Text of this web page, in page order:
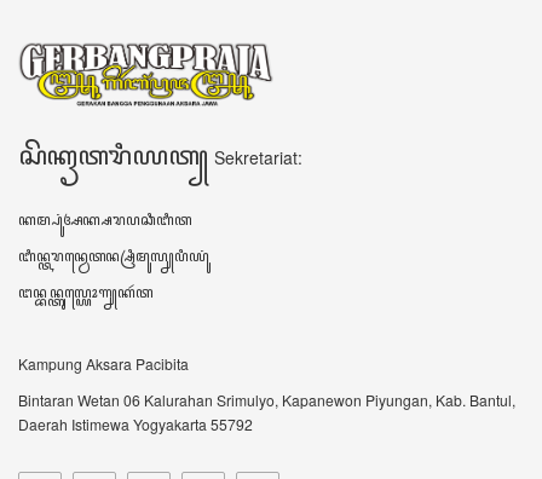
GERBANG PRAJA
꧋ꦱꦼꦧꦸꦮꦃꦒꦼꦫꦏ꧀ꦥꦼꦫꦸꦧꦲꦤ꧀ꦝꦶꦪꦩ꧀ꦝꦶꦪꦩ꧀ꦠꦼꦔꦃꦣꦶꦭꦏꦸꦏꦤ꧀꧈
ꦊꦣꦏꦤ꧀ꦚ...
Sultan HB X: Aksara Jawa...
VIDEO TERBARU ꦮ꦳ꦶꦣꦶꦪꦺꦴꦠꦼꦂꦧꦫꦸ